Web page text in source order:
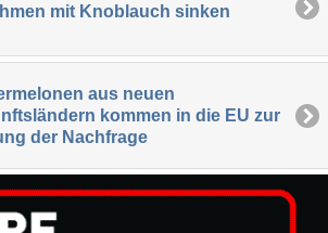
mit Knoblauch sinken
aus neuen
kommen in die EU zur
der Nachfrage